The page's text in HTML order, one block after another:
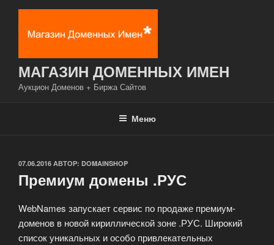
Перейти
содержимому
МАГАЗИН ДОМЕННЫХ ИМЕН
Аукцион Доменов + Биржа Сайтов
Меню
ОПУБЛИКОВАНО
07.06.2016 АВТОР: DOMAINSHOP
Премиум домены .РУС
WebNames запускает сервис по продаже премиум-
доменов в новой кириллической зоне .РУС. Широкий
список уникальных и особо привлекательных